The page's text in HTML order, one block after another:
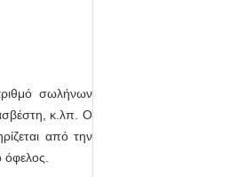
σωλήνων
κ.λπ. Ο
από την